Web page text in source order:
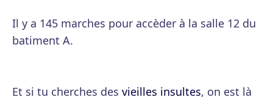
Il y a 145 marches pour accèder à la salle 12 du
batiment A.
Et si tu cherches des vieilles insultes, on est là